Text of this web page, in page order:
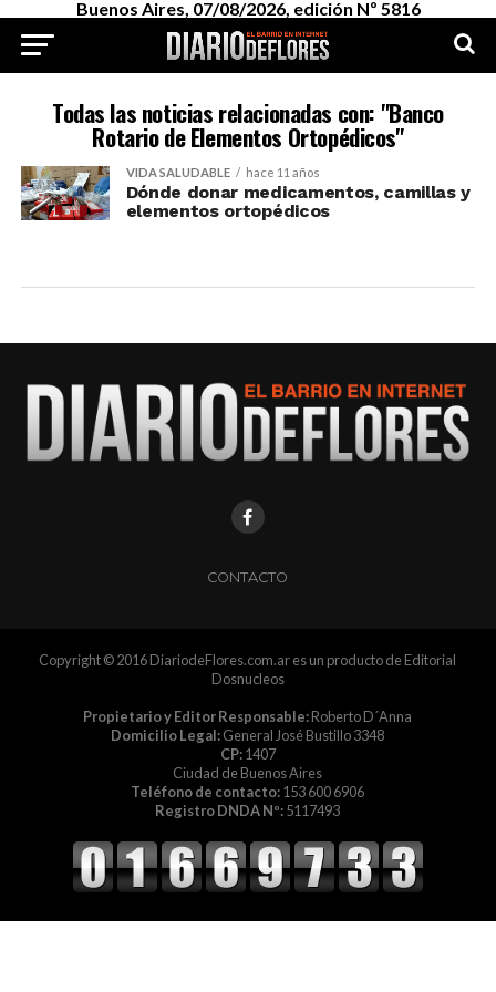
Buenos Aires, 07/08/2026, edición Nº 5816
Todas las noticias relacionadas con: "Banco
Rotario de Elementos Ortopédicos"
VIDA SALUDABLE hace 11 años
Dónde donar medicamentos, camillas y
elementos ortopédicos
CONTACTO
Copyright © 2016 DiariodeFlores.com.ar es un producto de Editorial
Dosnucleos
Propietario y Editor Responsable:Roberto D´Anna
Domicilio Legal:General José Bustillo 3348
CP:1407
Ciudad de Buenos Aires
Teléfono de contacto:153 600 6906
Registro DNDA Nº:5117493